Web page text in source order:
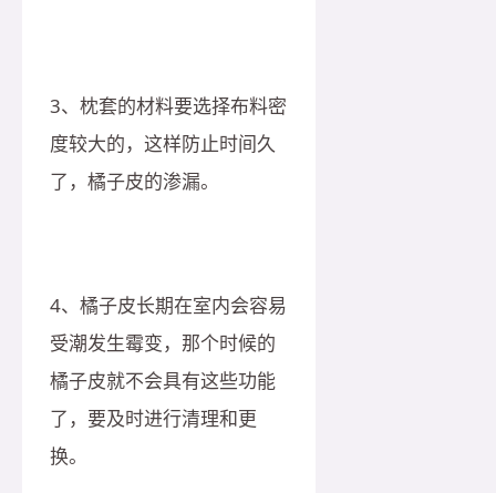
3、枕套的材料要选择布料密
度较大的，这样防止时间久
了，橘子皮的渗漏。
4、橘子皮长期在室内会容易
受潮发生霉变，那个时候的
橘子皮就不会具有这些功能
了，要及时进行清理和更
换。